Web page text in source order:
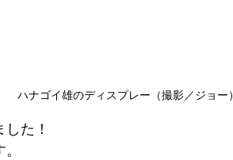
ハナゴイ雄のディスプレー（撮影／ジョー）
た！